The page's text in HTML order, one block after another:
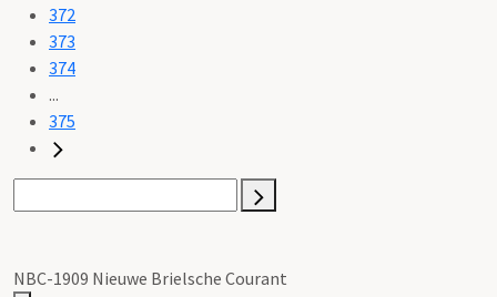
372
373
374
...
375
NBC-1909 Nieuwe Brielsche Courant